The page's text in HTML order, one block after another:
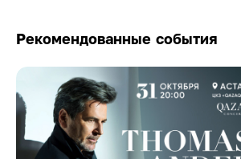
Рекомендованные события